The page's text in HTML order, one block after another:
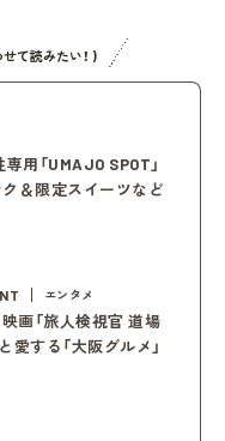
て読みたい！ )
専用「UMAJO SPOT」
＆限定スイーツなど
エンタメ
画「旅人検視官 道場
愛する「大阪グルメ」